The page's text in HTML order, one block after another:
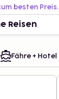
besten Preis.
Reisen
Fähre + Hotel